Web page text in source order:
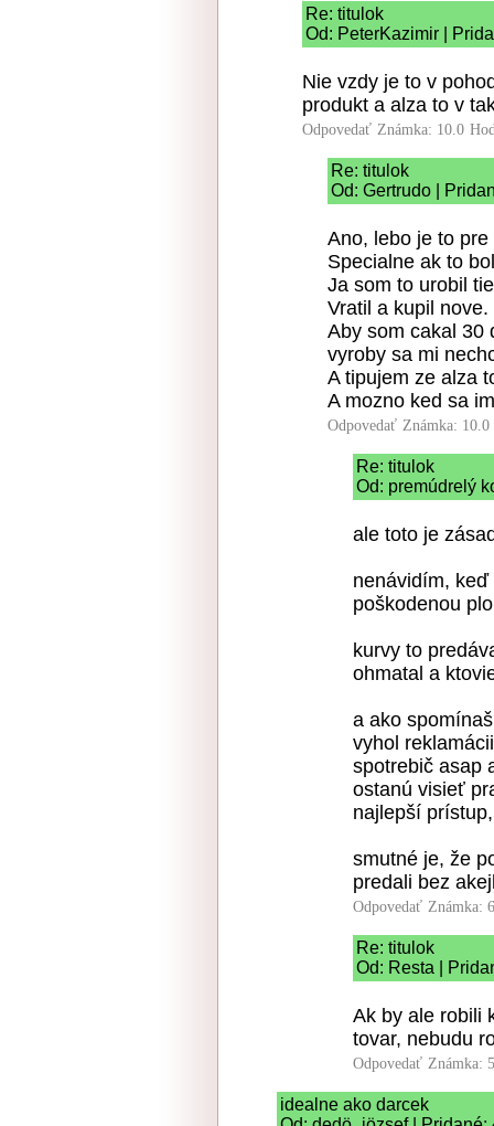
Re: titulok
Od: PeterKazimir |
Nie vzdy je to v
produkt a alza to v
Odpovedať Známka: 10.0
Re: titulok
Od: Gertrudo |
Ano, lebo je to
Specialne ak to
Ja som to urobil
Vratil a kupil nove.
Aby som cakal 30
vyroby sa mi
A tipujem ze alza
A mozno ked sa
Odpovedať Známka: 10.0
Re: titulok
Od: premúdrelý
ale toto je
nenávidím,
poškodenou
kurvy to
ohmatal a
a ako
vyhol
spotrebič asap
ostanú visieť
najlepší
smutné je, že
predali bez
Odpovedať Známka:
Re: titulok
Od: Resta |
Ak by ale robili
tovar, nebudu
Odpovedať Známka:
idealne ako darcek